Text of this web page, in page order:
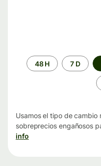
Periodo48 H 7 D
Usamos el tipo de cambio
sobreprecios engañosos
info